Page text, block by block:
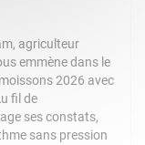
agriculteur
emmène dans le
2026 avec
fil de
ses constats,
sans pression